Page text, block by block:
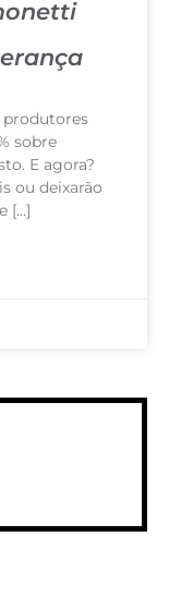
produtores
sobre
E agora?
ou deixarão
[…]